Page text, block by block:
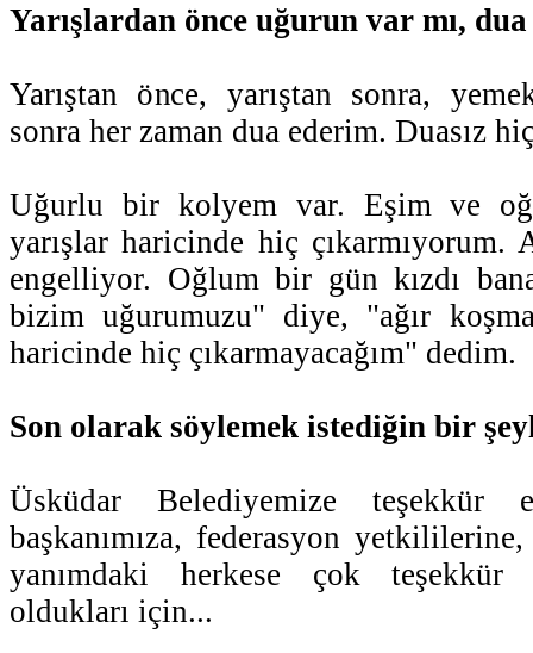
Yarışlardan önce uğurun var mı,
Yarıştan önce, yarıştan sonra,
sonra her zaman dua ederim. Duasız
Uğurlu bir kolyem var. Eşim ve
yarışlar haricinde hiç çıkarmıyorum.
engelliyor. Oğlum bir gün kızdı
bizim uğurumuzu" diye, "ağır
haricinde hiç çıkarmayacağım" dedim.
Son olarak söylemek istediğin bir
Üsküdar Belediyemize teşekkür
başkanımıza, federasyon
yanımdaki herkese çok teşekkür
oldukları için...